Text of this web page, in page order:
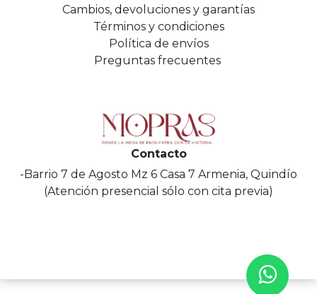
Cambios, devoluciones y garantías
Términos y condiciones
Política de envíos
Preguntas frecuentes
Contacto
-Barrio 7 de Agosto Mz 6 Casa 7 Armenia, Quindío
(Atención presencial sólo con cita previa)